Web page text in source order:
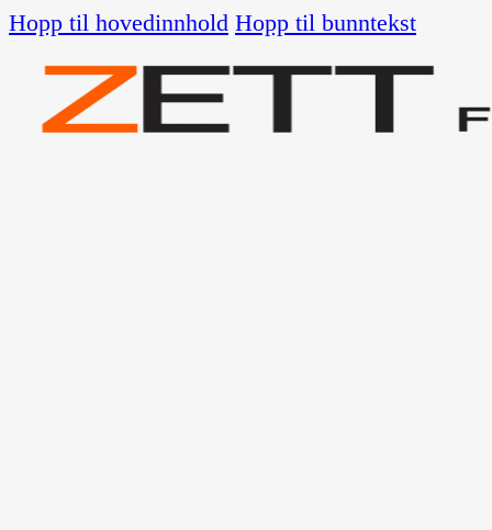
Hopp til hovedinnhold Hopp til bunntekst